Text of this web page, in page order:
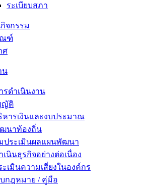
ระเบียบสภา
จกรรม
ณฑ์
ศ
น
รดำเนินงาน
ญัติ
หารเงินและงบประมาณ
นาท้องถิ่น
ประเมินผลแผนพัฒนา
เนินธุรกิจอย่างต่อเนื่อง
ะเมินความเสี่ยงในองค์กร
บกฎหมาย / คู่มือ